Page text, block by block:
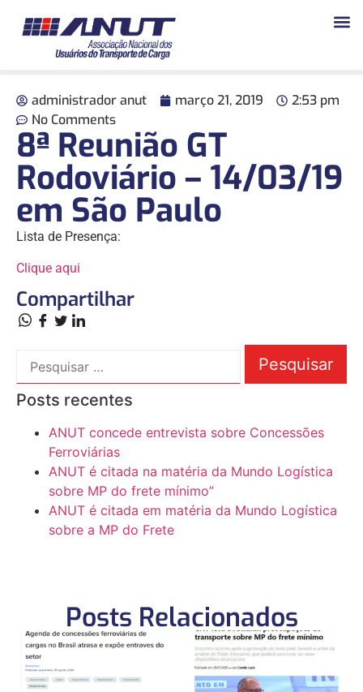
administrador anut março 21, 2019
2:53 pm
No Comments
8ª Reunião GT
Rodoviário – 14/03/19
em São Paulo
Lista de Presença:
Clique aqui
Compartilhar
Posts recentes
ANUT concede entrevista sobre Concessões
Ferroviárias
ANUT é citada na matéria da Mundo Logística
sobre MP do frete mínimo”
ANUT é citada em matéria da Mundo Logística
sobre a MP do Frete
Posts Relacionados